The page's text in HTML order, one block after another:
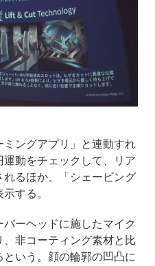
ミングアプリ」と連動すれ
動をチェックして、リア
るほか、「シェービング
する。
ーヘッドに施したマイク
非コーティング素材と比
いう。顔の輪郭の凹凸に